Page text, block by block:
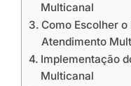
Multicanal
Como Escolher
Atendimento
Implementação
Multicanal